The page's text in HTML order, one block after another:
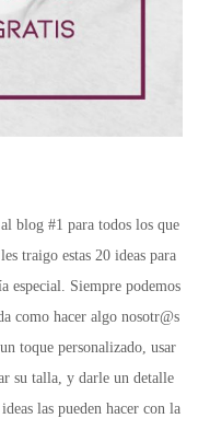
blog #1 para todos los que
traigo estas 20 ideas para
especial. Siempre podemos
como hacer algo nosotr@s
toque personalizado, usar
su talla, y darle un detalle
las pueden hacer con la